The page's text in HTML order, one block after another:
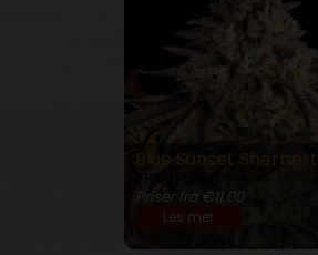
Blue Sunset Sherbert
Priser fra €11.00
Les mer